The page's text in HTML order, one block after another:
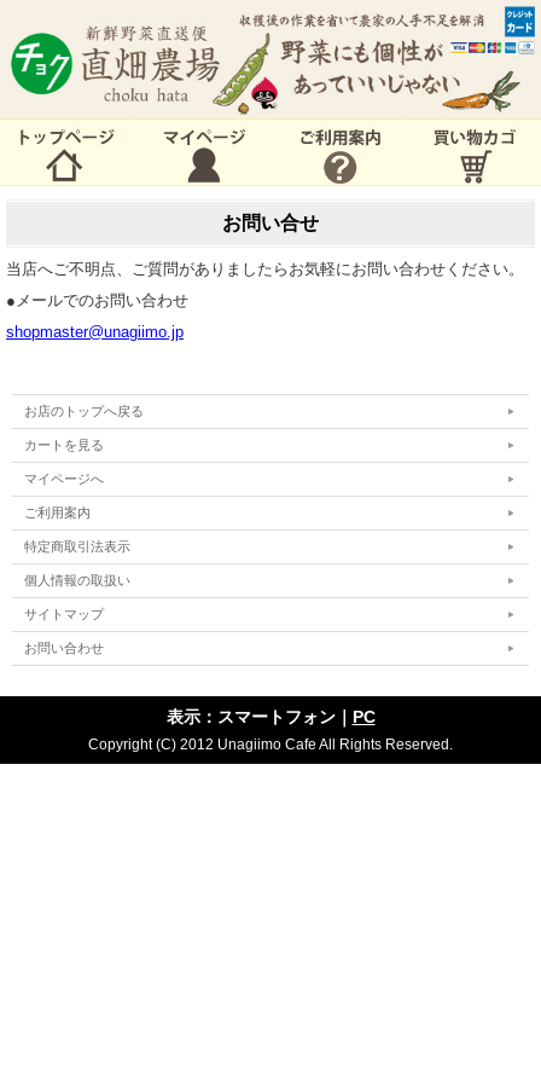
お問い合せ
当店へご不明点、ご質問がありましたらお気軽にお問い合わせください。
●メールでのお問い合わせ
shopmaster@unagiimo.jp
お店のトップへ戻る
カートを見る
マイページへ
ご利用案内
特定商取引法表示
個人情報の取扱い
サイトマップ
お問い合わせ
表示：スマートフォン｜ PC
Copyright (C) 2012 Unagiimo Cafe All Rights Reserved.